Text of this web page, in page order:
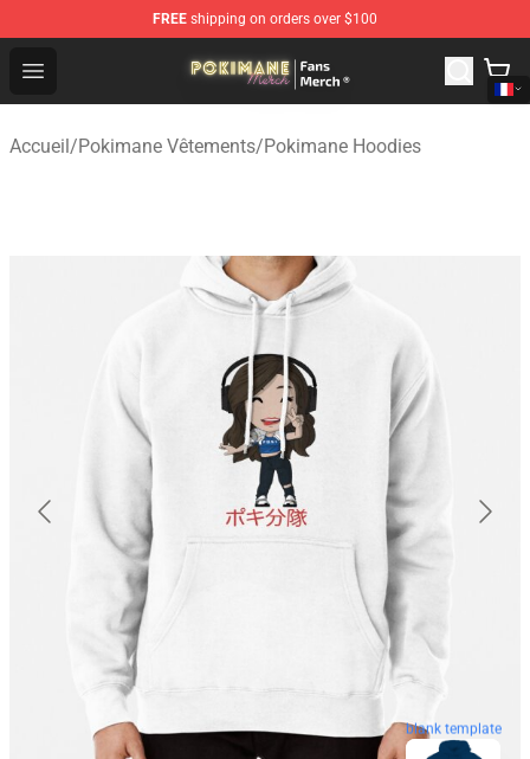
FREE shipping on orders over $100
Open menu
Pokimane Store - Official Pokimane Merchandise Shop
Accueil/Pokimane Vêtements/Pokimane Hoodies
blank template